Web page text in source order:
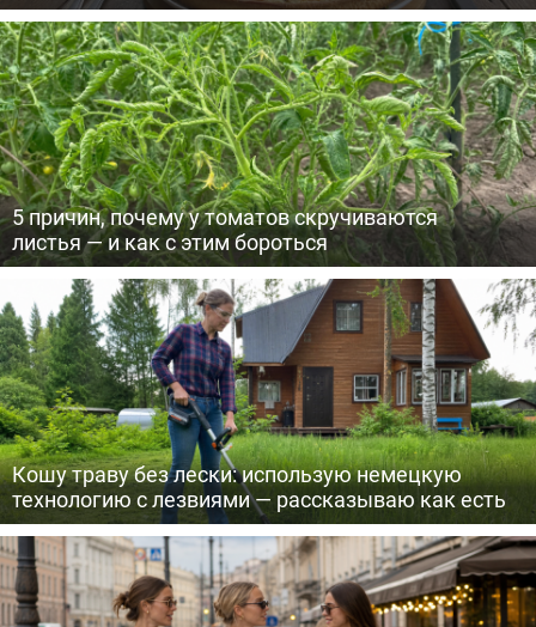
5 причин, почему у томатов скручиваются
листья — и как с этим бороться
Кошу траву без лески: использую немецкую
технологию с лезвиями — рассказываю как есть